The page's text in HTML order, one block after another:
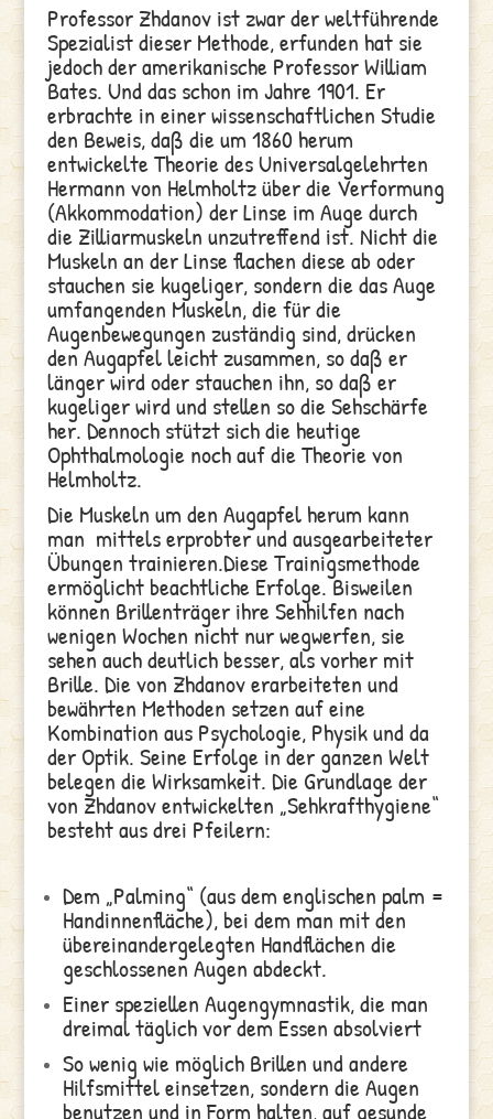
Professor Zhdanov ist zwar der weltführende
Spezialist dieser Methode, erfunden hat sie
jedoch der amerikanische Professor William
Bates. Und das schon im Jahre 1901. Er
erbrachte in einer wissenschaftlichen Studie
den Beweis, daß die um 1860 herum
entwickelte Theorie des Universalgelehrten
Hermann von Helmholtz über die Verformung
(Akkommodation) der Linseim Auge durch
die Zilliarmuskeln unzutreffend ist. Nicht die
Muskeln an der Linse flachen diese ab oder
stauchen sie kugeliger, sondern die das Auge
umfangenden Muskeln, die für die
Augenbewegungen zuständig sind, drücken
den Augapfel leicht zusammen, so daß er
länger wird oder stauchen ihn, so daß er
kugeliger wird und stellen so die Sehschärfe
her. Dennoch stützt sich die heutige
Ophthalmologie noch auf die Theorie von
Helmholtz.
Die Muskeln um den Augapfel herum kann
man mittels erprobter und ausgearbeiteter
Übungen trainieren.Diese Trainigsmethode
ermöglicht beachtliche Erfolge. Bisweilen
können Brillenträger ihre Sehhilfen nach
wenigen Wochen nicht nur wegwerfen, sie
sehen auch deutlich besser, als vorher mit
Brille. Die von Zhdanov erarbeiteten und
bewährten Methoden setzen auf eine
Kombination aus Psychologie, Physik und da
der Optik. Seine Erfolge in der ganzen Welt
belegen die Wirksamkeit. Die Grundlage der
von Zhdanov entwickelten „Sehkrafthygiene“
besteht aus drei Pfeilern:
Dem „Palming“ (aus dem englischen palm =
Handinnenfläche), bei dem man mit den
übereinandergelegten Handflächen die
geschlossenen Augen abdeckt.
Einer speziellen Augengymnastik, die man
dreimal täglich vor dem Essen absolviert
So wenig wie möglich Brillen und andere
Hilfsmittel einsetzen, sondern die Augen
benutzen und in Form halten, auf gesunde